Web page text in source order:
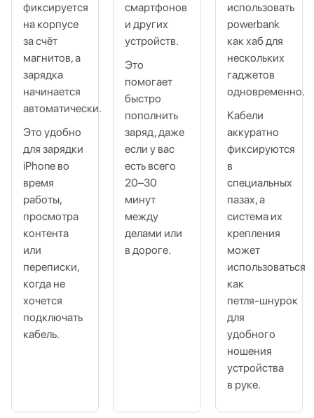
фиксируется
на корпусе
за счёт
магнитов, а
зарядка
начинается
автоматически.
Это удобно
для зарядки
iPhone во
время
работы,
просмотра
контента
или
переписки,
когда не
хочется
подключать
кабель.
смартфонов
и других
устройств.
Это
помогает
быстро
пополнить
заряд, даже
если у вас
есть всего
20–30
минут
между
делами или
в дороге.
использовать
powerbank
как хаб для
нескольких
гаджетов
одновременно.
Кабели
аккуратно
фиксируются
в
специальных
пазах, а
система их
крепления
может
использоваться
как
петля‑шнурок
для
удобного
ношения
устройства
в руке.